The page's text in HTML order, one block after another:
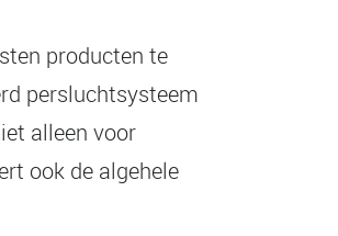
producten te
persluchtsysteem
alleen voor
ook de algehele